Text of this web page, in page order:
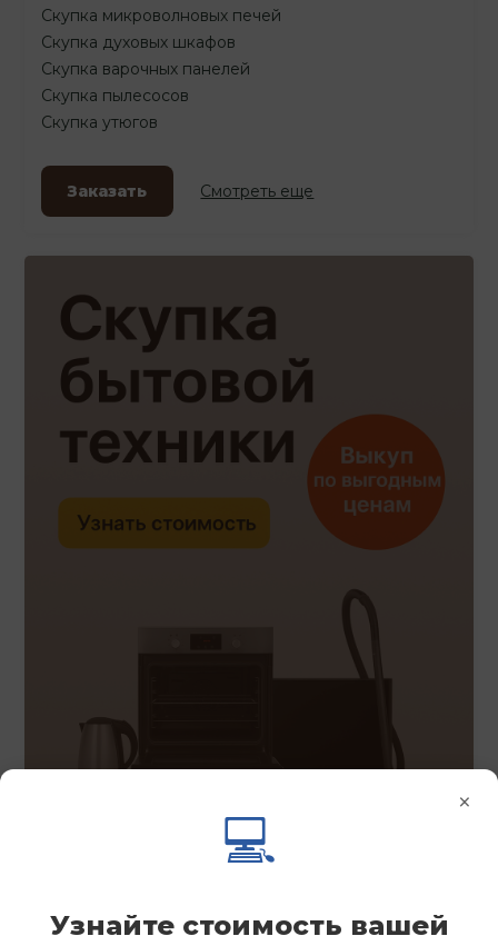
Скупка микроволновых печей
Скупка духовых шкафов
Скупка варочных панелей
Скупка пылесосов
Скупка утюгов
Заказать Смотреть еще
×
💻
Узнайте стоимость вашей